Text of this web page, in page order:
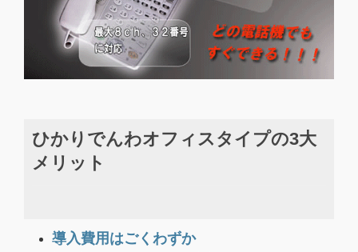
ひかりでんわオフィスタイプの3大
メリット
導入費用はごくわずか